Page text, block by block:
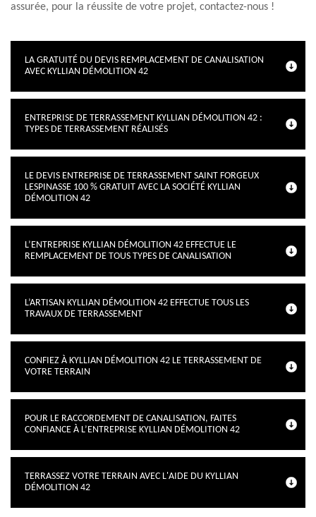
assurée, pour la réussite de votre projet, contactez-nous !
LA GRATUITÉ DU DEVIS REMPLACEMENT DE CANALISATION
AVEC KYLLIAN DÉMOLITION 42
ENTREPRISE DE TERRASSEMENT KYLLIAN DÉMOLITION 42 :
TYPES DE TERRASSEMENT RÉALISÉS
LE DEVIS ENTREPRISE DE TERRASSEMENT SAINT FORGEUX
LESPINASSE 100 % GRATUIT AVEC LA SOCIÉTÉ KYLLIAN
DÉMOLITION 42
L’ENTREPRISE KYLLIAN DÉMOLITION 42 EFFECTUE LE
REMPLACEMENT DE TOUS TYPES DE CANALISATION
L’ARTISAN KYLLIAN DÉMOLITION 42 EFFECTUE TOUS LES
TRAVAUX DE TERRASSEMENT
CONFIEZ À KYLLIAN DÉMOLITION 42 LE TERRASSEMENT DE
VOTRE TERRAIN
POUR LE RACCORDEMENT DE CANALISATION, FAITES
CONFIANCE À L’ENTREPRISE KYLLIAN DÉMOLITION 42
TERRASSEZ VOTRE TERRAIN AVEC L'AIDE DU KYLLIAN
DÉMOLITION 42